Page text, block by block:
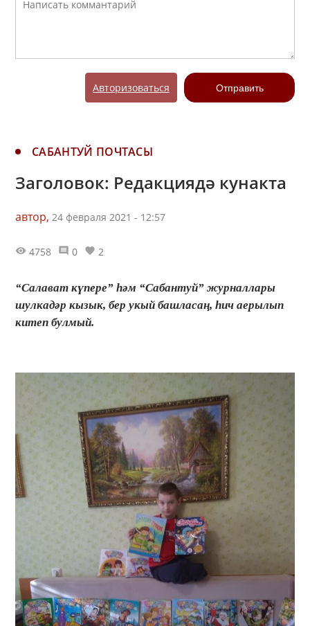
Авторизоваться Отправить
САБАНТУЙ ПОЧТАСЫ
Заголовок: Редакциядә кунакта
автор, 24 февраля 2021 - 12:57
4758 0 2
“Салават күпере” һәм “Сабантуй” журналлары
шулкадәр кызык, бер укый башласаң, һич аерылып
китеп булмый.